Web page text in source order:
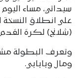
سيداتي، مساء
على انطلاق النسخة
(شلانج) لكرة
ومال وبابابى.